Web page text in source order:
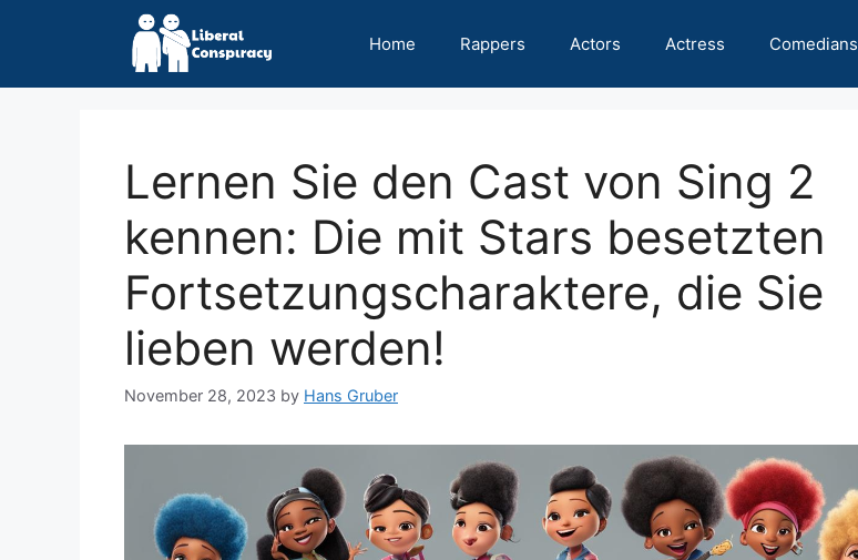
Home Rappers Actors Actress Comedians
Lernen Sie den Cast von Sing 2
kennen: Die mit Stars besetzten
Fortsetzungscharaktere, die Sie
lieben werden!
November 28, 2023 by Hans Gruber